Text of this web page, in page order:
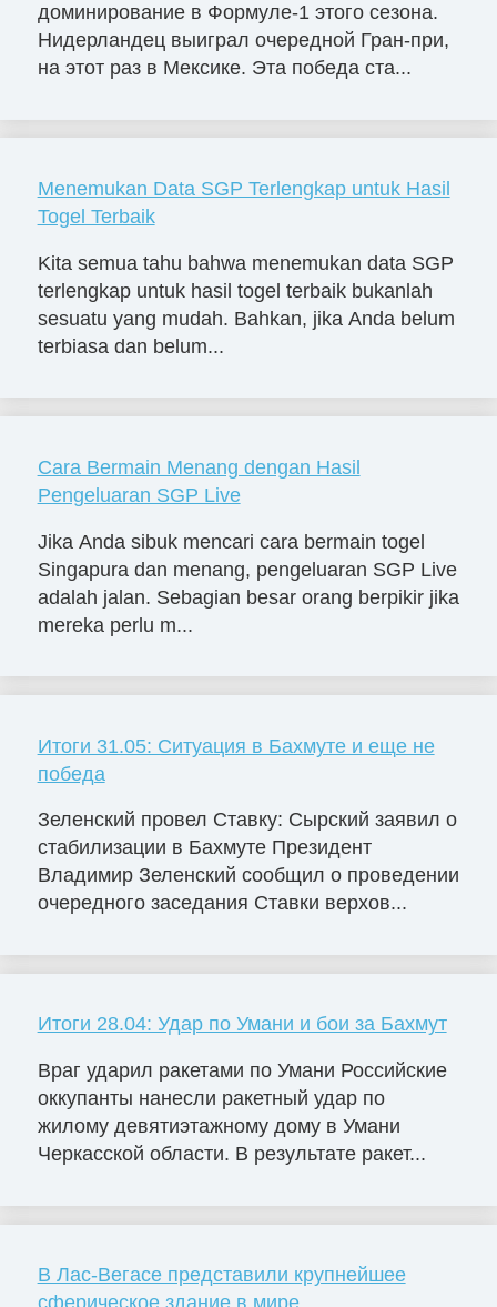
доминирование в Формуле-1 этого сезона.
Нидерландец выиграл очередной Гран-при,
на этот раз в Мексике. Эта победа ста...
Menemukan Data SGP Terlengkap untuk Hasil
Togel Terbaik
Kita semua tahu bahwa menemukan data SGP
terlengkap untuk hasil togel terbaik bukanlah
sesuatu yang mudah. Bahkan, jika Anda belum
terbiasa dan belum...
Cara Bermain Menang dengan Hasil
Pengeluaran SGP Live
Jika Anda sibuk mencari cara bermain togel
Singapura dan menang, pengeluaran SGP Live
adalah jalan. Sebagian besar orang berpikir jika
mereka perlu m...
Итоги 31.05: Ситуация в Бахмуте и еще не
победа
Зеленский провел Ставку: Сырский заявил о
стабилизации в Бахмуте Президент
Владимир Зеленский сообщил о проведении
очередного заседания Ставки верхов...
Итоги 28.04: Удар по Умани и бои за Бахмут
Враг ударил ракетами по Умани Российские
оккупанты нанесли ракетный удар по
жилому девятиэтажному дому в Умани
Черкасской области. В результате ракет...
В Лас-Вегасе представили крупнейшее